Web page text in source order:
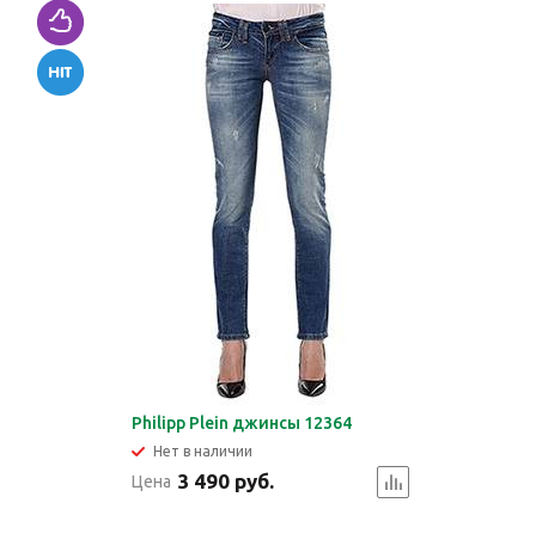
Philipp Plein джинсы 12364
Нет в наличии
Цена 3 490 руб.